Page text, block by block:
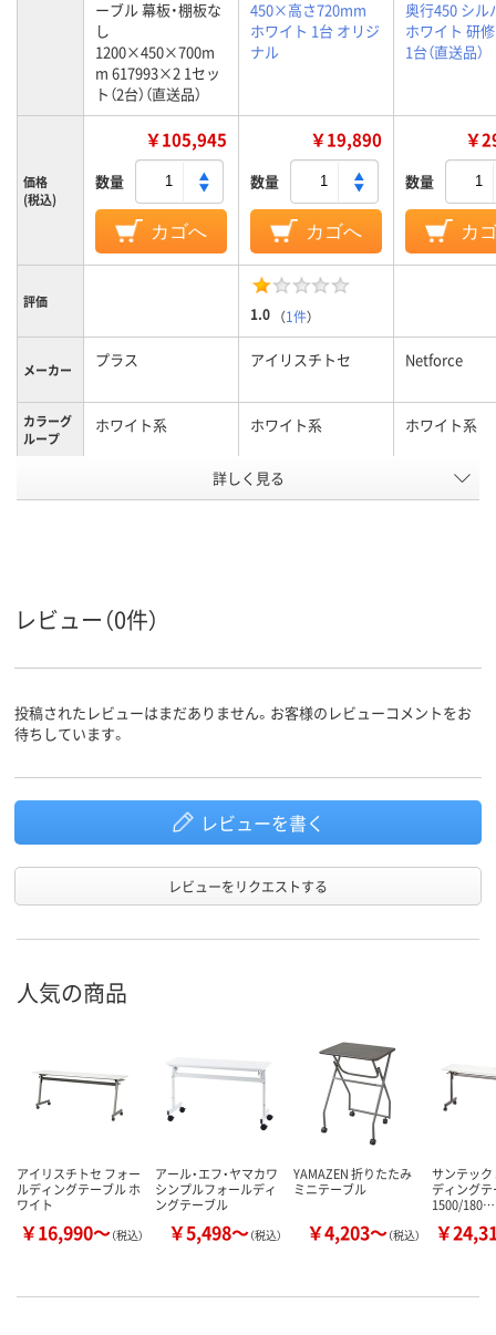
ーブル 幕板・棚板な
し
1200×450×700m
m 617993×2 1セッ
ト（2台）（直送品）
450×高さ720mm
ホワイト 1台 オリジ
ナル
奥行450 シ
ホワイト 研
1台（直送品）
価格
(税込)
￥105,945
数量
カゴへ
￥19,890
数量
カゴへ
￥
数量
カ
評価
1.0 （1件）
メーカー プラス アイリスチトセ Netforce
カラーグ
ループ
ホワイト系 ホワイト系 ホワイト系
キャスター
詳しく見る
レビュー（0件）
投稿されたレビューはまだありません。お客様のレビューコメントをお
待ちしています。
レビューを書く
レビューをリクエストする
人気の商品
アイリスチトセ フォー
ルディングテーブル ホ
ワイト
￥16,990～（税込）
アール・エフ・ヤマカワ
シンプルフォールディ
ングテーブル
￥5,498～（税込）
YAMAZEN 折りたたみ
ミニテーブル
￥4,203～（税込）
サンテック
ディング
1500/180…
￥